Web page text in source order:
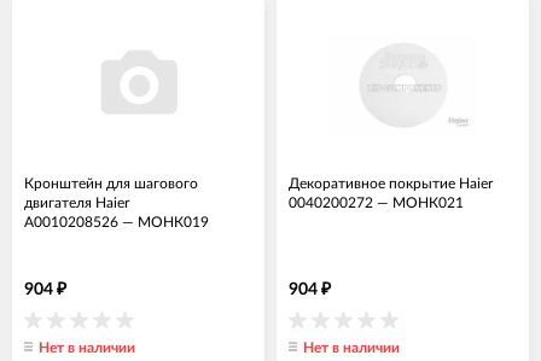
Кронштейн для шагового
двигателя Haier
A0010208526 — МОНК019
904 ₽
Нет в наличии
Декоративное покрытие Haier
0040200272 — МОНК021
904 ₽
Нет в наличии